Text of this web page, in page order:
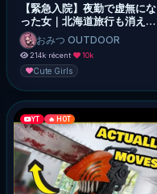
【緊急入院】夜勤で虚無にな
った女｜北海道旅行も消えそ
うなので土砂降りの山でジン
ギスカン車中泊【しんどい】
おみつ OUTDOOR
214k·récent· 10k
Cute Girls
YT 🔥 HOT